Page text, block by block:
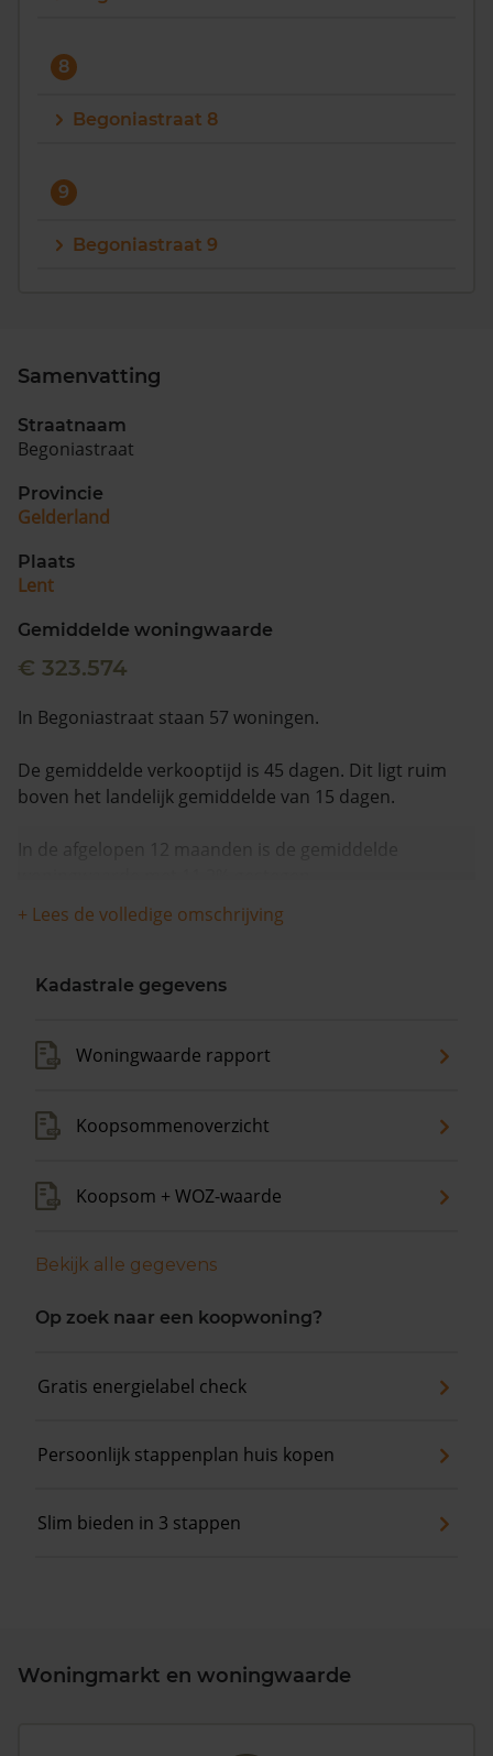
8
Begoniastraat 8
9
Begoniastraat 9
Samenvatting
Straatnaam
Begoniastraat
Provincie
Gelderland
Plaats
Lent
Gemiddelde woningwaarde
€ 323.574
In Begoniastraat staan 57 woningen.
De gemiddelde verkooptijd is 45 dagen. Dit ligt ruim
boven het landelijk gemiddelde van 15 dagen.
In de afgelopen 12 maanden is de gemiddelde
+ Lees de volledige omschrijving
Kadastrale gegevens
Woningwaarde rapport
Koopsommenoverzicht
Koopsom + WOZ-waarde
Bekijk alle gegevens
Op zoek naar een koopwoning?
Gratis energielabel check
Persoonlijk stappenplan huis kopen
Slim bieden in 3 stappen
Woningmarkt en woningwaarde